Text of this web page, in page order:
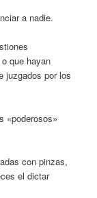
a nadie.
que hayan
juzgados por los
«poderosos»
con pinzas,
el dictar